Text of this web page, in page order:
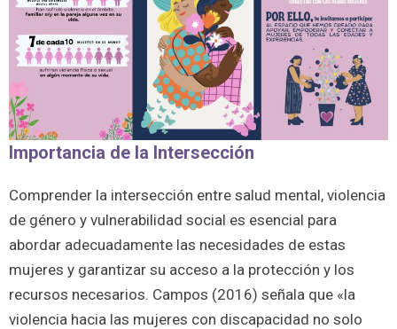
Importancia de la Intersección
Comprender la intersección entre salud mental, violencia
de género y vulnerabilidad social es esencial para
abordar adecuadamente las necesidades de estas
mujeres y garantizar su acceso a la protección y los
recursos necesarios. Campos (2016) señala que «la
violencia hacia las mujeres con discapacidad no solo